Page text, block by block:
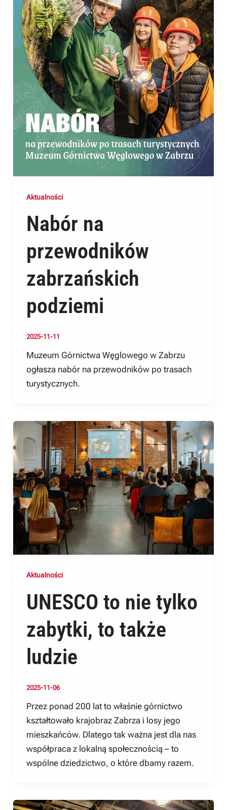
Aktualności
Nabór na
przewodników
zabrzańskich
podziemi
2025-11-11
Muzeum Górnictwa Węglowego w Zabrzu
ogłasza nabór na przewodników po trasach
turystycznych.
Aktualności
UNESCO to nie tylko
zabytki, to także
ludzie
2025-11-06
Przez ponad 200 lat to właśnie górnictwo
kształtowało krajobraz Zabrza i losy jego
mieszkańców. Dlatego tak ważna jest dla nas
współpraca z lokalną społecznością – to
wspólne dziedzictwo, o które dbamy razem.